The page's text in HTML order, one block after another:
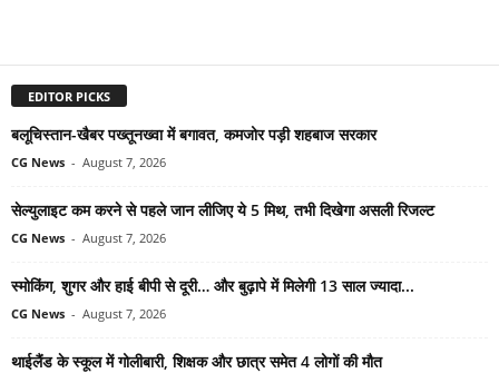
EDITOR PICKS
बलूचिस्तान-खैबर पख्तूनख्वा में बगावत, कमजोर पड़ी शहबाज सरकार
CG News - August 7, 2026
सेल्युलाइट कम करने से पहले जान लीजिए ये 5 मिथ, तभी दिखेगा असली रिजल्ट
CG News - August 7, 2026
स्मोकिंग, शुगर और हाई बीपी से दूरी… और बुढ़ापे में मिलेगी 13 साल ज्यादा...
CG News - August 7, 2026
थाईलैंड के स्कूल में गोलीबारी, शिक्षक और छात्र समेत 4 लोगों की मौत